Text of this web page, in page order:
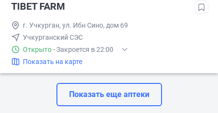
TIBET FARM
г. Учкуpган, ул. Ибн Сино, дом 69
Учкурганский СЭС
Открыто · Закроется в 22:00
Показать на карте
Показать еще аптеки